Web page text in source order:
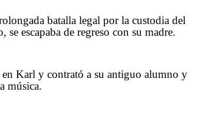
batalla legal por la custodia del
escapaba de regreso con su madre.
Karl y contrató a su antiguo alumno y
música.